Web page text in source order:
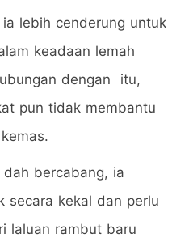
lebih cenderung untuk
keadaan lemah
dengan itu,
pun tidak membantu
bercabang, ia
secara kekal dan perlu
laluan rambut baru